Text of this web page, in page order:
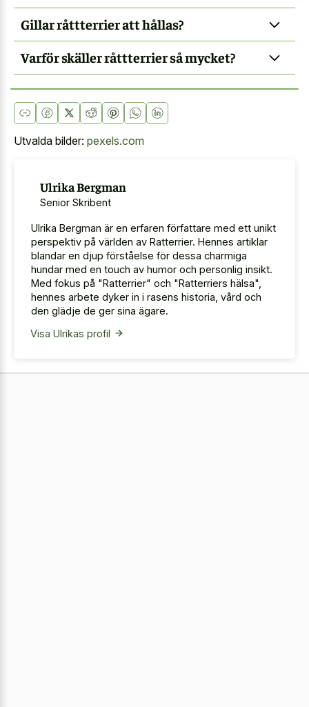
Gillar råttterrier att hållas?
Varför skäller råttterrier så mycket?
Utvalda bilder: pexels.com
Ulrika Bergman
Senior Skribent
Ulrika Bergman är en erfaren författare med ett unikt
perspektiv på världen av Ratterrier. Hennes artiklar
blandar en djup förståelse för dessa charmiga
hundar med en touch av humor och personlig insikt.
Med fokus på "Ratterrier" och "Ratterriers hälsa",
hennes arbete dyker in i rasens historia, vård och
den glädje de ger sina ägare.
Visa Ulrikas profil